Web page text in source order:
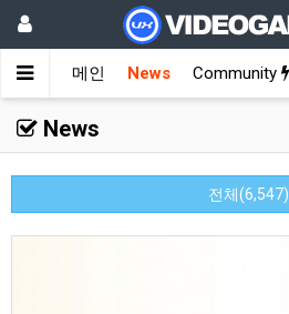
메인 News Community
News
전체(6,547)